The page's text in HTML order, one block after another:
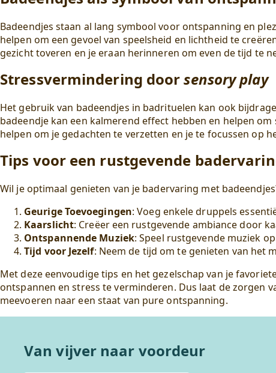
Badeendjes staan al lang symbool voor ontspanning en
helpen om een gevoel van speelsheid en lichtheid te
gezicht toveren en je eraan herinneren om even de tijd te
Stressvermindering doorsensory play
Het gebruik van badeendjes in badrituelen kan ook
badeendje kan een kalmerend effect hebben en helpen
helpen om je gedachten te verzetten en je te focussen op
Tips voor een rustgevende
Wil je optimaal genieten van je badervaring met
Geurige Toevoegingen: Voeg enkele druppels
Kaarslicht: Creëer een rustgevende ambiance door
Ontspannende Muziek: Speel rustgevende muziek
Tijd voor Jezelf: Neem de tijd om te genieten van het
Met deze eenvoudige tips en het gezelschap van je
ontspannen en stress te verminderen. Dus laat de zorgen
meevoeren naar een staat van pure ontspanning.
Van vijver naar voordeur